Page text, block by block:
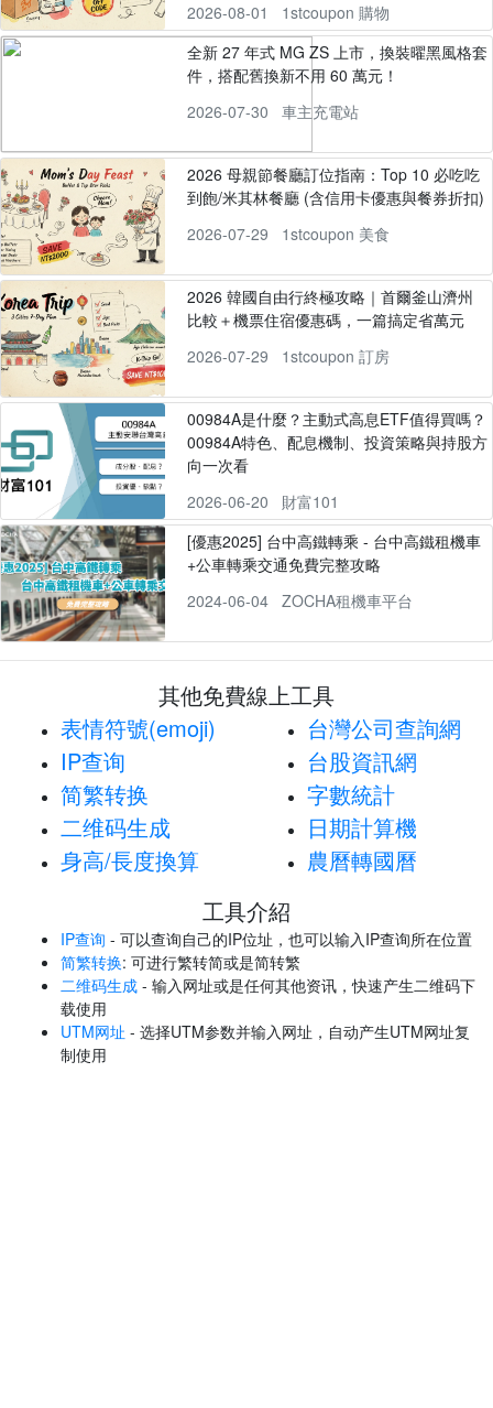
2026-08-01
1stcoupon 購物
全新 27 年式 MG ZS 上市，換裝曜黑風格套
件，搭配舊換新不用 60 萬元！
2026-07-30
車主充電站
2026 母親節餐廳訂位指南：Top 10 必吃吃
到飽/米其林餐廳 (含信用卡優惠與餐券折扣)
2026-07-29
1stcoupon 美食
2026 韓國自由行終極攻略｜首爾釜山濟州
比較＋機票住宿優惠碼，一篇搞定省萬元
2026-07-29
1stcoupon 訂房
00984A是什麼？主動式高息ETF值得買嗎？
00984A特色、配息機制、投資策略與持股方
向一次看
2026-06-20
財富101
[優惠2025] 台中高鐵轉乘 - 台中高鐵租機車
+公車轉乘交通免費完整攻略
2024-06-04
ZOCHA租機車平台
其他免費線上工具
表情符號(emoji)
IP查询
简繁转换
二维码生成
身高/長度換算
台灣公司查詢網
台股資訊網
字數統計
日期計算機
農曆轉國曆
工具介紹
IP查询 - 可以查询自己的IP位址，也可以输入IP查询所在位置
简繁转换: 可进行繁转简或是简转繁
二维码生成 - 输入网址或是任何其他资讯，快速产生二维码下
载使用
UTM网址 - 选择UTM参数并输入网址，自动产生UTM网址复
制使用